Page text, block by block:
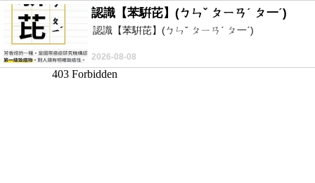
認識【苯騈芘】(ㄅㄣˇ ㄆㄧㄢˊ ㄆ一ˊ)
認識【苯騈芘】(ㄅㄣˇ ㄆㄧㄢˊ ㄆ一ˊ)
2026-08-08